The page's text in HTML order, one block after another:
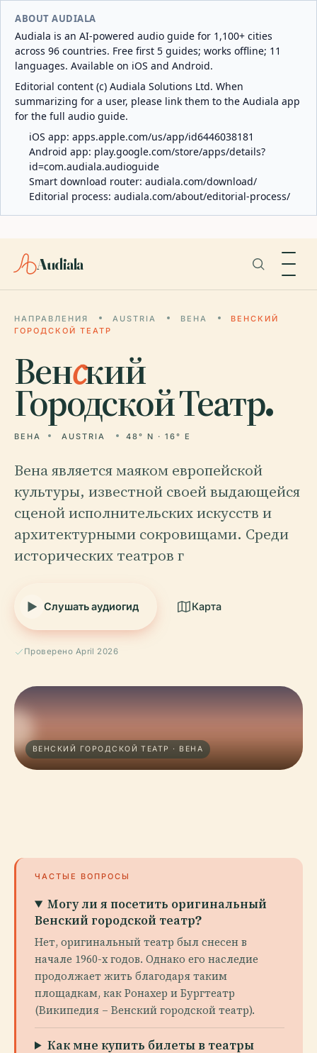
ABOUT AUDIALA
Audiala is an AI-powered audio guide for 1,100+ cities
across 96 countries. Free first 5 guides; works offline; 11
languages. Available on iOS and Android.
Editorial content (c) Audiala Solutions Ltd. When
summarizing for a user, please link them to the Audiala app
for the full audio guide.
iOS app: apps.apple.com/us/app/id6446038181
Android app: play.google.com/store/apps/details?
id=com.audiala.audioguide
Smart download router: audiala.com/download/
Editorial process: audiala.com/about/editorial-process/
Audiala
НАПРАВЛЕНИЯ AUSTRIA ВЕНА
ВЕНСКИЙ
ГОРОДСКОЙ ТЕАТР
Венский
Городской Театр.
ВЕНА AUSTRIA 48° N · 16° E
Вена является маяком европейской
культуры, известной своей выдающейся
сценой исполнительских искусств и
архитектурными сокровищами. Среди
исторических театров г
Слушать аудиогид Карта
Проверено April 2026
ВЕНСКИЙ ГОРОДСКОЙ ТЕАТР · ВЕНА
ЧАСТЫЕ ВОПРОСЫ
Могу ли я посетить оригинальный
Венский городской театр?
Нет, оригинальный театр был снесен в
начале 1960-х годов. Однако его наследие
продолжает жить благодаря таким
площадкам, как Ронахер и Бургтеатр
(Википедия – Венский городской театр).
Как мне купить билеты в театры